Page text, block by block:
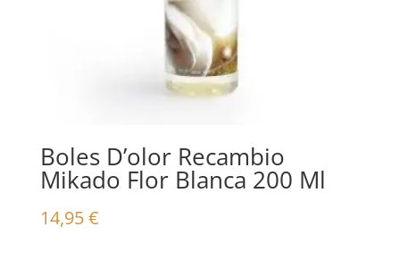
Boles D’olor Recambio
Mikado Flor Blanca 200 Ml
14,95€